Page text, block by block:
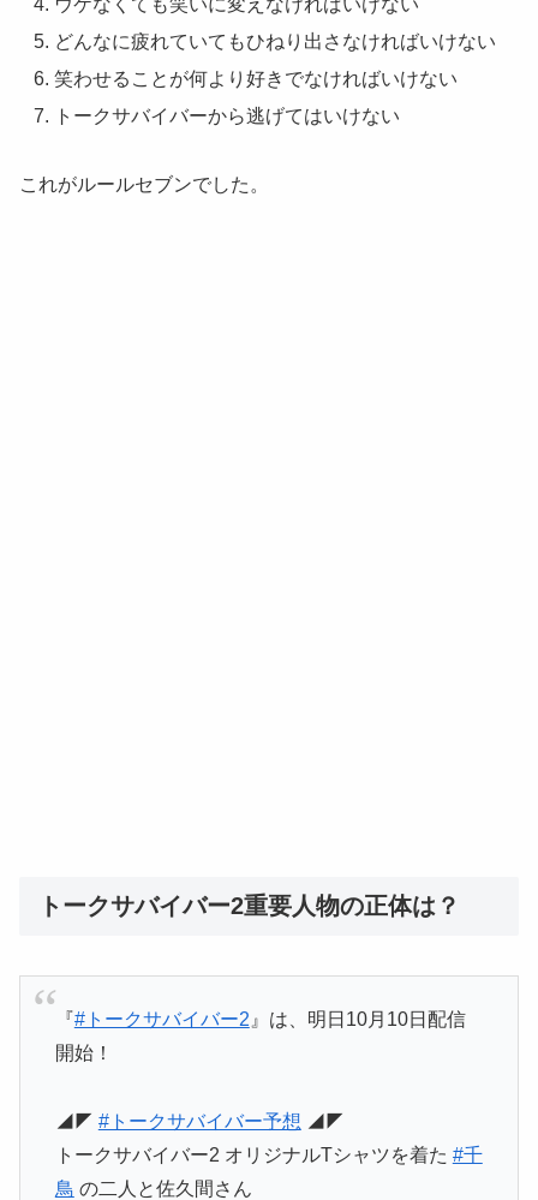
どんなに疲れていてもひねり出さなければいけない
笑わせることが何より好きでなければいけない
トークサバイバーから逃げてはいけない
これがルールセブンでした。
トークサバイバー2重要人物の正体は？
『#トークサバイバー2 』は、明日10月10日配信
開始！
◢◤ #トークサバイバー予想 ◢◤
トークサバイバー2 オリジナルTシャツを着た #千
鳥 の二人と佐久間さん